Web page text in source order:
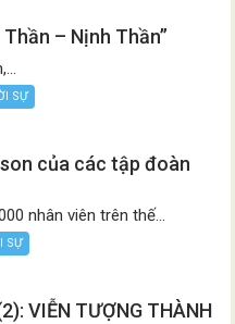
– Nịnh Thần”
SỰ
của các tập đoàn
nhân viên trên thế...
SỰ
VIỄN TƯỢNG THÀNH